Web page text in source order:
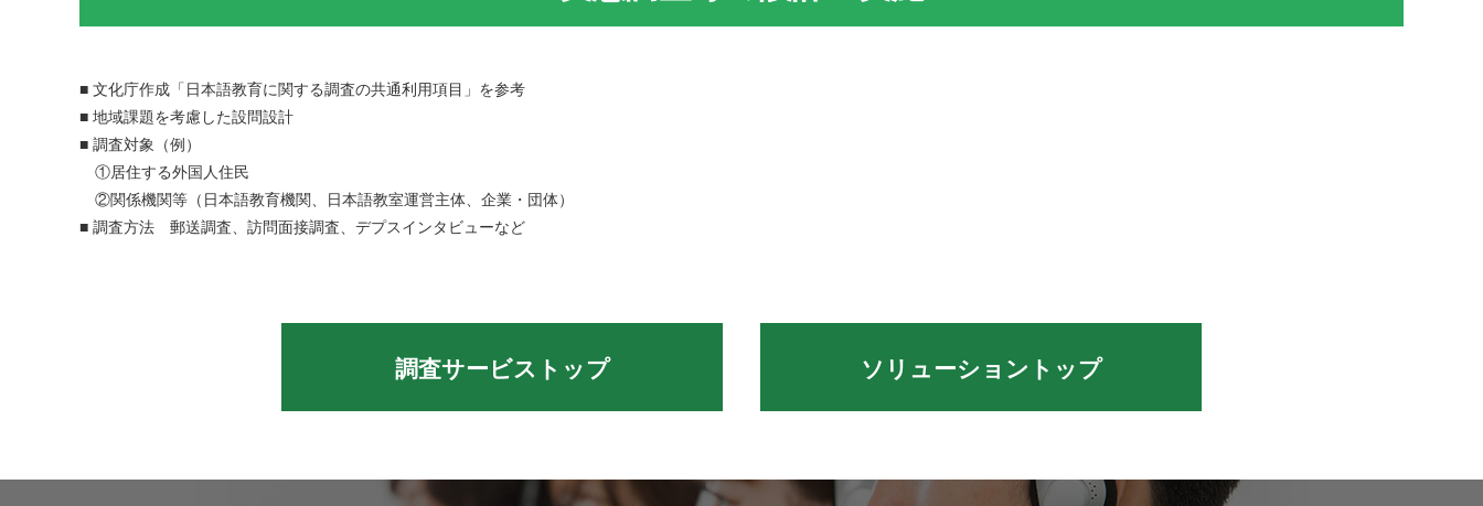
■ 文化庁作成「日本語教育に関する調査の共通利用項目」を参考
■ 地域課題を考慮した設問設計
■ 調査対象（例）
①居住する外国人住民
②関係機関等（日本語教育機関、日本語教室運営主体、企業・団体）
■ 調査方法 郵送調査、訪問面接調査、デプスインタビューなど
調査サービストップ ソリューショントップ